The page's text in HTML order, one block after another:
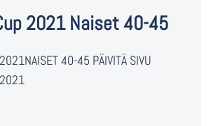
2021 Naiset 40-45
40-45 PÄIVITÄ SIVU